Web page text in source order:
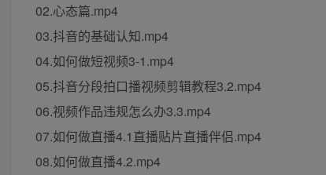
02.心态篇.mp4
03.抖音的基础认知.mp4
04.如何做短视频3-1.mp4
05.抖音分段拍口播视频剪辑教程3.2.mp4
06.视频作品违规怎么办3.3.mp4
07.如何做直播4.1直播贴片直播伴侣.mp4
08.如何做直播4.2.mp4